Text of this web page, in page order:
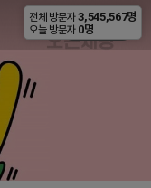
비공개
전체 방문자 3,545,567명
오늘 방문자 0명